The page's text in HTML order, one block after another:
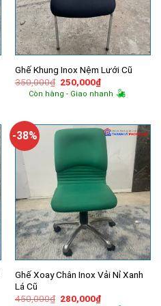
Ghế Khung Inox Nệm Lưới Cũ
350,000₫ Giá
gốc
là:
250,000₫Giá
hiện
tại
Còn hàng - Giao nhanh
-38%
Ghế Xoay Chân Inox Vải Nỉ Xanh
Lá Cũ
450,000₫ Giá
280,000₫Giá